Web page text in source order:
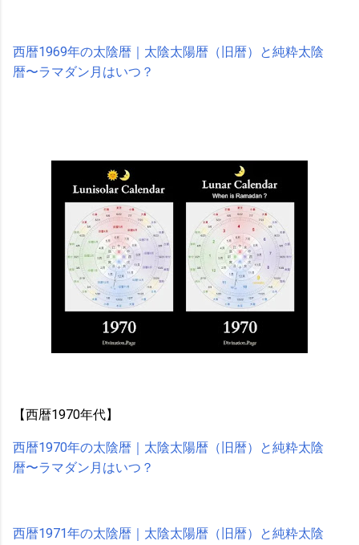
西暦1969年の太陰暦｜太陰太陽暦（旧暦）と純粋太陰
暦〜ラマダン月はいつ？
【西暦1970年代】
西暦1970年の太陰暦｜太陰太陽暦（旧暦）と純粋太陰
暦〜ラマダン月はいつ？
西暦1971年の太陰暦｜太陰太陽暦（旧暦）と純粋太陰